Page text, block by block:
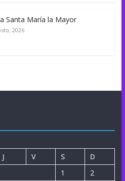
Santa María la Mayor
2026
J V S
D
1
2